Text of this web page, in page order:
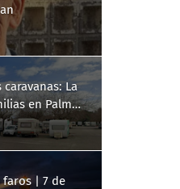
La
en Palma
fracaso
faros | 7 de